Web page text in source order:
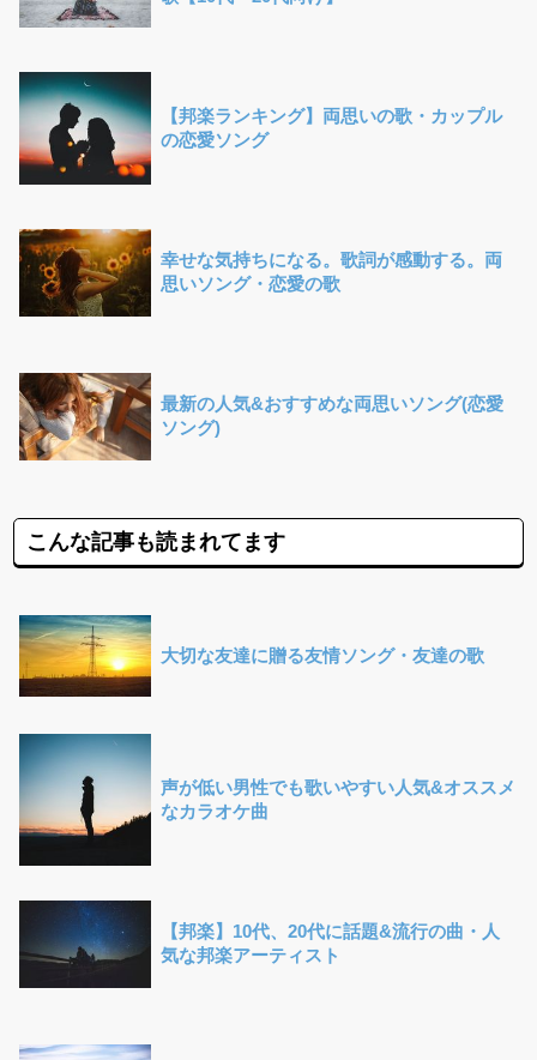
【邦楽ランキング】両思いの歌・カップル
の恋愛ソング
幸せな気持ちになる。歌詞が感動する。両
思いソング・恋愛の歌
最新の人気&おすすめな両思いソング(恋愛
ソング)
こんな記事も読まれてます
大切な友達に贈る友情ソング・友達の歌
声が低い男性でも歌いやすい人気&オススメ
なカラオケ曲
【邦楽】10代、20代に話題&流行の曲・人
気な邦楽アーティスト